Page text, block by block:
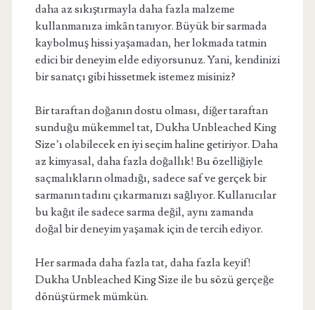
daha az sıkıştırmayla daha fazla malzeme
kullanmanıza imkân tanıyor. Büyük bir sarmada
kaybolmuş hissi yaşamadan, her lokmada tatmin
edici bir deneyim elde ediyorsunuz. Yani, kendinizi
bir sanatçı gibi hissetmek istemez misiniz?
Bir taraftan doğanın dostu olması, diğer taraftan
sunduğu mükemmel tat, Dukha Unbleached King
Size’ı olabilecek en iyi seçim haline getiriyor. Daha
az kimyasal, daha fazla doğallık! Bu özelliğiyle
saçmalıkların olmadığı, sadece saf ve gerçek bir
sarmanın tadını çıkarmanızı sağlıyor. Kullanıcılar
bu kağıt ile sadece sarma değil, aynı zamanda
doğal bir deneyim yaşamak için de tercih ediyor.
Her sarmada daha fazla tat, daha fazla keyif!
Dukha Unbleached King Size ile bu sözü gerçeğe
dönüştürmek mümkün.